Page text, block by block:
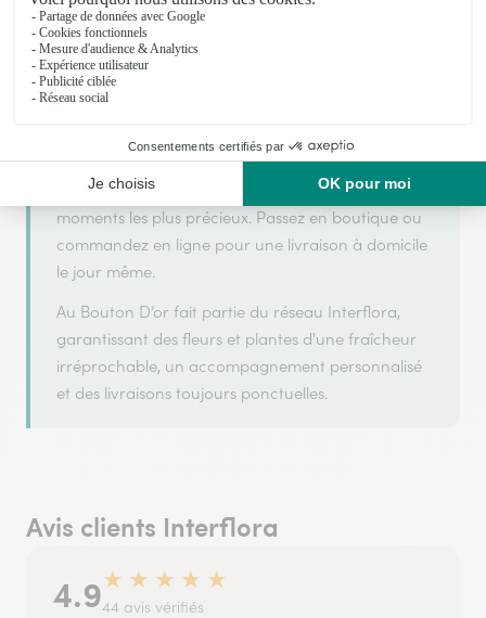
référence, pour vous garantir un service de qualité.
Au Bouton D’or est un fleuriste artisan situé à
Bourbonne les Bains. Avec un souci de fraîcheur et
de créativité, chaque composition florale est
réalisée avec soin pour accompagner vos
moments les plus précieux. Passez en boutique ou
commandez en ligne pour une livraison à domicile
le jour même.
Au Bouton D’or fait partie du réseau Interflora,
garantissant des fleurs et plantes d'une fraîcheur
irréprochable, un accompagnement personnalisé
et des livraisons toujours ponctuelles.
Avis clients Interflora
4.9★ ★ ★ ★ ★
44 avis vérifiés